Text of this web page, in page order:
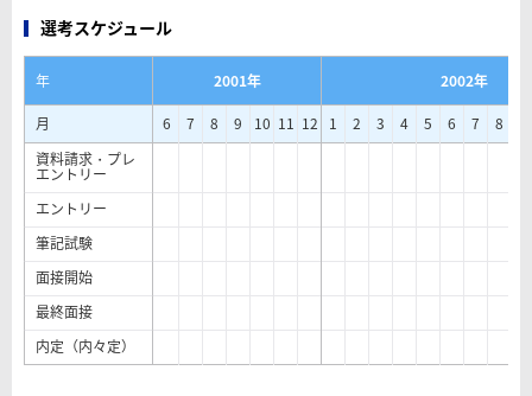
選考スケジュール
年 2001年
2002年
月
6 7 8 9 10 11 12 1 2 3 4 5 6 7 8
資料請求・プレ
エントリー
エントリー
筆記試験
面接開始
最終面接
内定（内々定）